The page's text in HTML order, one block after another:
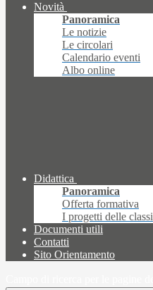
Novità
Panoramica
Le notizie
Le circolari
Calendario eventi
Albo online
Didattica
Panoramica
Offerta formativa
I progetti delle classi
Documenti utili
Contatti
Sito Orientamento